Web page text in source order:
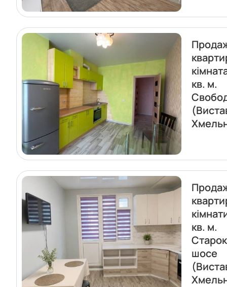
кв. м.
кв. м.
шосе